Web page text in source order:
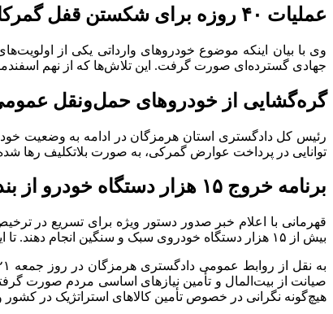
عملیات ۴۰ روزه برای شکستن قفل گمرکات
جهادی گسترده‌ای صورت گرفت. این تلاش‌ها که از نهم
گره‌گشایی از خودرو‌های حمل‌ونقل
رئیس کل دادگستری استان هرمزگان در ادامه به وضعیت
توانایی در پرداخت عوارض گمرکی، به صورت بلاتکلیف رها شده
برنامه خروج ۱۵ هزار دستگاه خودرو از بندر شهید رجایی
قهرمانی با اعلام خبر صدور دستور ویژه برای تسریع در
بیش از ۱۵ هزار دستگاه خودروی سبک و سنگین انجام دهند. تا این لحظه ۷۰۰۰ دستگاه به طور کامل ترخیص و از محوطه‌ها خارج شده‌اند و فرآیند خروج باقی‌مانده خودرو‌ها نیز با سرعت ادامه دارد.
صیانت از بیت‌المال و تأمین نیاز‌های اساسی مردم صورت
هیچ‌گونه نگرانی در خصوص تأمین کالا‌های استراتژیک در کشور